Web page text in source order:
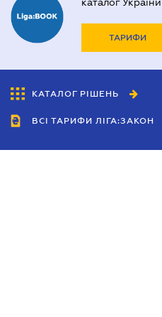
ТАРИФИ
КАТАЛОГ РІШЕНЬ
ВСІ ТАРИФИ ЛІГА:ЗАКОН